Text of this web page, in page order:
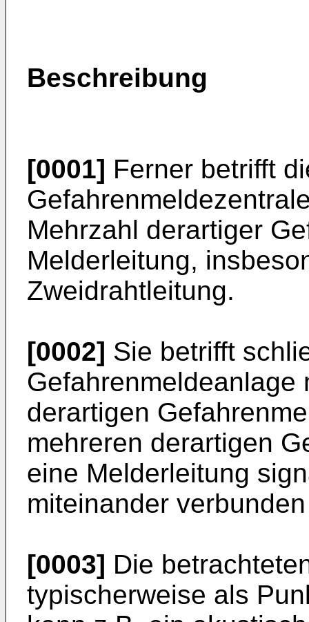
Beschreibung
[0001] Ferner betrifft
Mehrzahl derartiger
Melderleitung,
Zweidrahtleitung.
[0002] Sie betrifft
Gefahrenmeldeanlage
derartigen
mehreren derartigen
eine Melderleitung
miteinander
[0003] Die
typischerweise als